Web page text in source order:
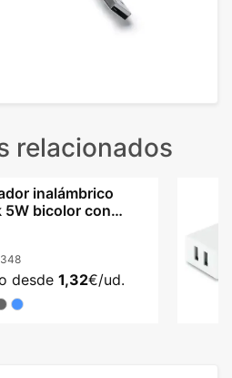
relacionados
inalámbrico
5W bicolor con
desde 1,32€/ud.